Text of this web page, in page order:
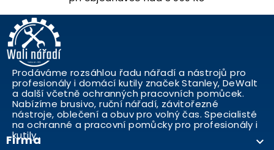
Prodáváme rozsáhlou řadu nářadí a nástrojů pro
profesionály i domácí kutily značek Stanley, DeWalt
a další včetně ochranných pracovních pomůcek.
Nabízíme brusivo, ruční nářadí, závitořezné
nástroje, oblečení a obuv pro volný čas. Specialisté
na ochranné a pracovní pomůcky pro profesionály i
kutily..
Firma 